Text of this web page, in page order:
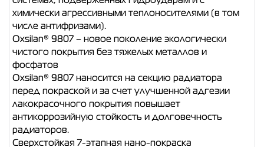
химически агрессивными теплоносителями (в том
числе антифризами).
Oxsilan® 9807 – новое поколение экологически
чистого покрытия без тяжелых металлов и
фосфатов
Oxsilan® 9807 наносится на секцию радиатора
перед покраской и за счет улучшенной адгезии
лакокрасочного покрытия повышает
антикоррозийную стойкость и долговечность
радиаторов.
Сверхстойкая 7-этапная нано-покраска